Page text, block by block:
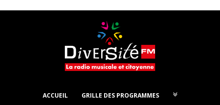
ACCUEIL GRILLE DES PROGRAMMES